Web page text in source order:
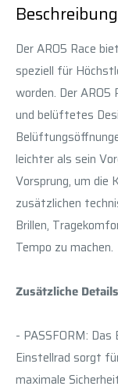
Beschreibung
Der ARO5 Race
speziell für
worden. Der
und belüftetes
leichter als sein
Vorsprung, um die
zusätzlichen
Brillen,
Tempo zu machen.
Zusätzliche Details
- PASSFORM:
Einstellrad sorgt
maximale